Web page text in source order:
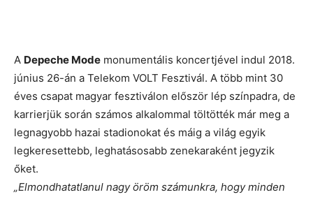
A Depeche Mode monumentális koncertjével indul 2018.
június 26-án a Telekom VOLT Fesztivál. A több mint 30
éves csapat magyar fesztiválon először lép színpadra, de
karrierjük során számos alkalommal töltötték már meg a
legnagyobb hazai stadionokat és máig a világ egyik
legkeresettebb, leghatásosabb zenekaraként jegyzik
őket.
„Elmondhatatlanul nagy öröm számunkra, hogy minden